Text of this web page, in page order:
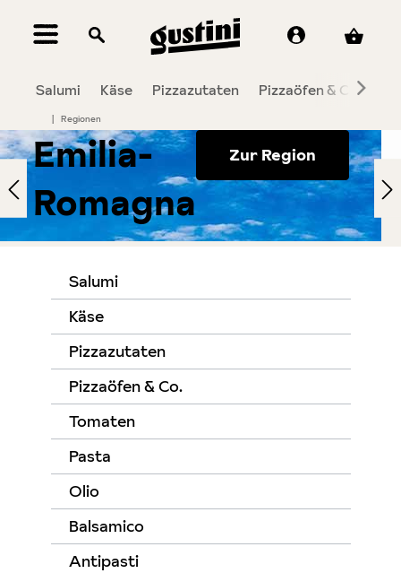
springen
Salumi Käse Pizzazutaten Pizzaöfen & Co.
| Regionen
Emilia-
Romagna
Zur Region
Salumi
Käse
Pizzazutaten
Pizzaöfen & Co.
Tomaten
Pasta
Olio
Balsamico
Antipasti